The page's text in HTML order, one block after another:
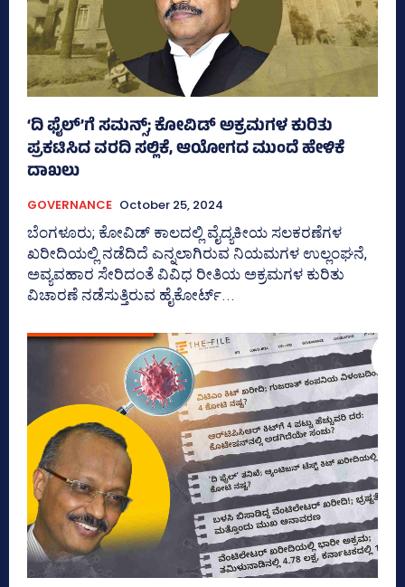
‘ದಿ ಫೈಲ್‌’ಗೆ ಸಮನ್ಸ್‌; ಕೋವಿಡ್‌ ಅಕ್ರಮಗಳ ಕುರಿತು
ಪ್ರಕಟಿಸಿದ ವರದಿ ಸಲ್ಲಿಕೆ, ಆಯೋಗದ ಮುಂದೆ ಹೇಳಿಕೆ
ದಾಖಲು
GOVERNANCE October 25, 2024
ಬೆಂಗಳೂರು; ಕೋವಿಡ್‌ ಕಾಲದಲ್ಲಿ ವೈದ್ಯಕೀಯ ಸಲಕರಣೆಗಳ
ಖರೀದಿಯಲ್ಲಿ ನಡೆದಿದೆ ಎನ್ನಲಾಗಿರುವ ನಿಯಮಗಳ ಉಲ್ಲಂಘನೆ,
ಅವ್ಯವಹಾರ ಸೇರಿದಂತೆ ವಿವಿಧ ರೀತಿಯ ಅಕ್ರಮಗಳ ಕುರಿತು
ವಿಚಾರಣೆ ನಡೆಸುತ್ತಿರುವ ಹೈಕೋರ್ಟ್‌...